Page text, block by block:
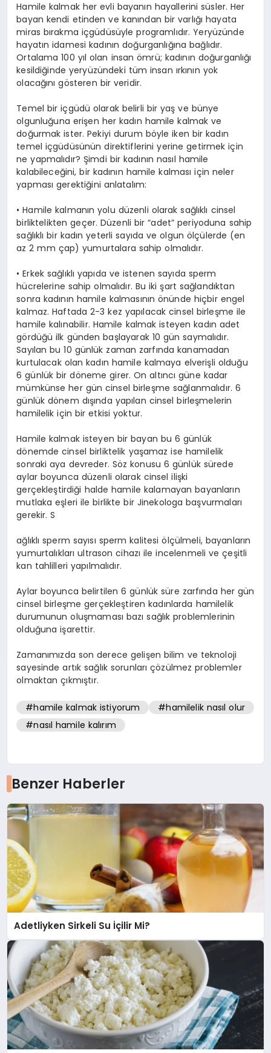
YEMEK
KIMDIR?
HESAPLAMALAR
Hamile kalmak her evli bayanın hayallerini süsler. Her
bayan kendi etinden ve kanından bir varlığı hayata
miras bırakma içgüdüsüyle programlıdır. Yeryüzünde
hayatın idamesi kadının doğurganlığına bağlıdır.
Ortalama 100 yıl olan insan ömrü; kadının doğurganlığı
kesildiğinde yeryüzündeki tüm insan ırkının yok
olacağını gösteren bir veridir.
Temel bir içgüdü olarak belirli bir yaş ve bünye
olgunluğuna erişen her kadın hamile kalmak ve
doğurmak ister. Pekiyi durum böyle iken bir kadın
temel içgüdüsünün direktiflerini yerine getirmek için
ne yapmalıdır? Şimdi bir kadının nasıl hamile
kalabileceğini, bir kadının hamile kalması için neler
yapması gerektiğini anlatalım:
• Hamile kalmanın yolu düzenli olarak sağlıklı cinsel
birliktelikten geçer. Düzenli bir “adet” periyoduna sahip
sağlıklı bir kadın yeterli sayıda ve olgun ölçülerde (en
az 2 mm çap) yumurtalara sahip olmalıdır.
• Erkek sağlıklı yapıda ve istenen sayıda sperm
hücrelerine sahip olmalıdır. Bu iki şart sağlandıktan
sonra kadının hamile kalmasının önünde hiçbir engel
kalmaz. Haftada 2-3 kez yapılacak cinsel birleşme ile
hamile kalınabilir. Hamile kalmak isteyen kadın adet
gördüğü ilk günden başlayarak 10 gün saymalıdır.
Sayılan bu 10 günlük zaman zarfında kanamadan
kurtulacak olan kadın hamile kalmaya elverişli olduğu
6 günlük bir döneme girer. On altıncı güne kadar
mümkünse her gün cinsel birleşme sağlanmalıdır. 6
günlük dönem dışında yapılan cinsel birleşmelerin
hamilelik için bir etkisi yoktur.
Hamile kalmak isteyen bir bayan bu 6 günlük
dönemde cinsel birliktelik yaşamaz ise hamilelik
sonraki aya devreder. Söz konusu 6 günlük sürede
aylar boyunca düzenli olarak cinsel ilişki
gerçekleştirdiği halde hamile kalamayan bayanların
mutlaka eşleri ile birlikte bir Jinekologa başvurmaları
gerekir. S
ağlıklı sperm sayısı sperm kalitesi ölçülmeli, bayanların
yumurtalıkları ultrason cihazı ile incelenmeli ve çeşitli
kan tahlilleri yapılmalıdır.
Aylar boyunca belirtilen 6 günlük süre zarfında her gün
cinsel birleşme gerçekleştiren kadınlarda hamilelik
durumunun oluşmaması bazı sağlık problemlerinin
olduğuna işarettir.
Zamanımızda son derece gelişen bilim ve teknoloji
sayesinde artık sağlık sorunları çözülmez problemler
olmaktan çıkmıştır.
#hamile kalmak istiyorum
#hamilelik nasıl olur
#nasıl hamile kalırım
Benzer Haberler
Adetliyken Sirkeli Su İçilir Mi?